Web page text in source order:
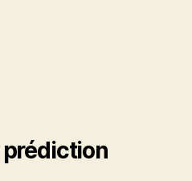
prédiction